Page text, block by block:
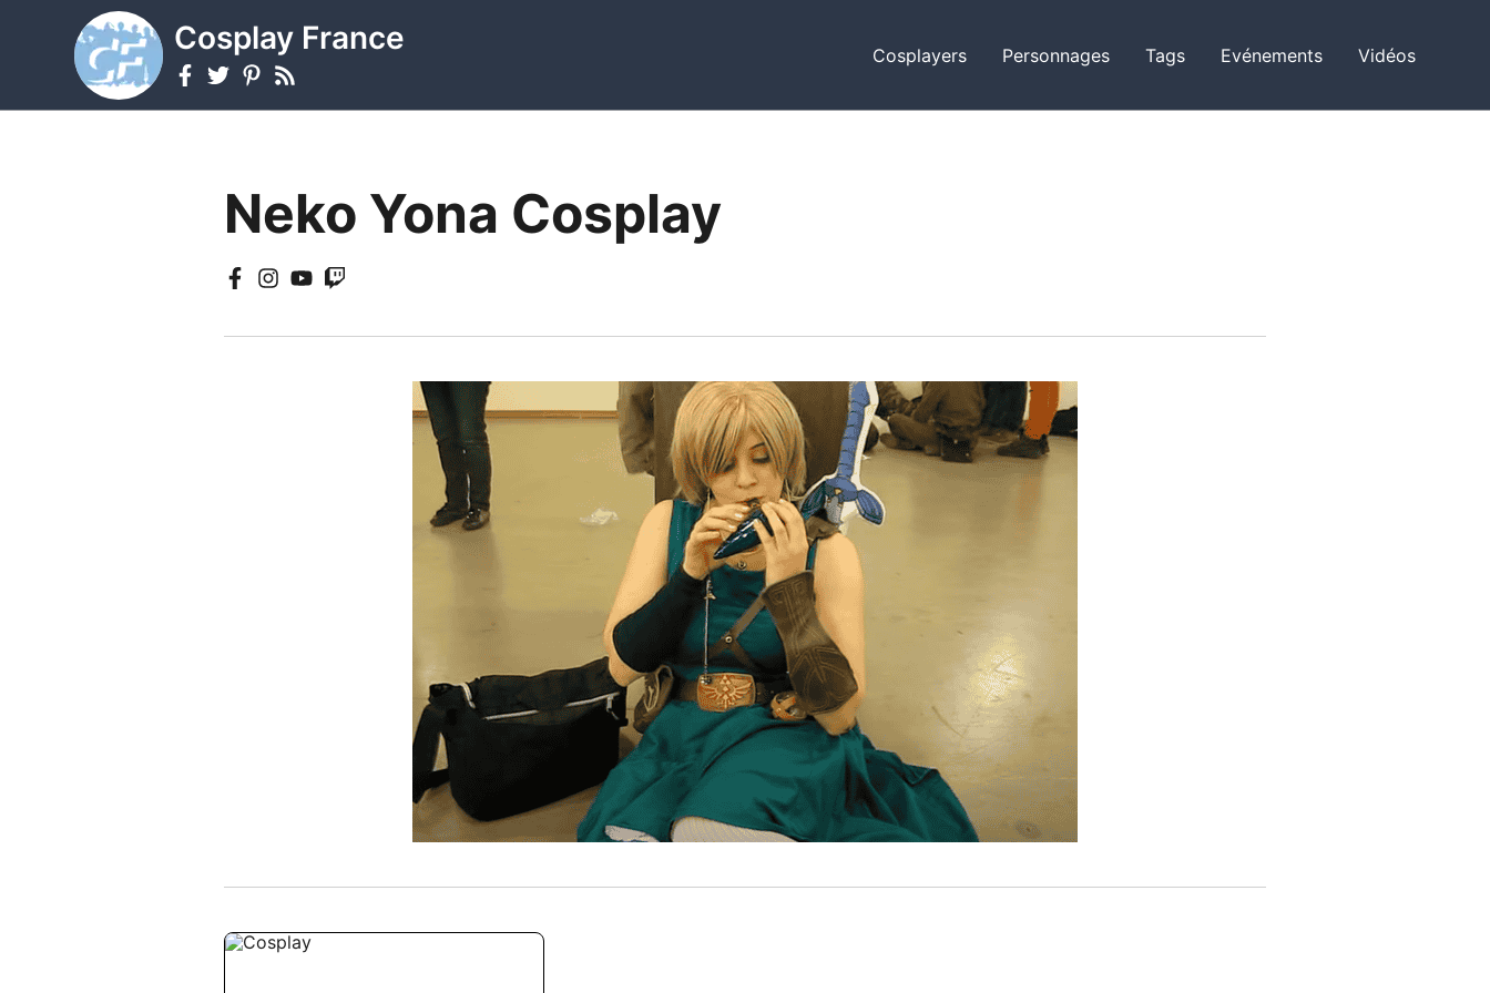
Cosplay France Cosplayers Personnages Tags Evénements Vidéos
Neko Yona Cosplay